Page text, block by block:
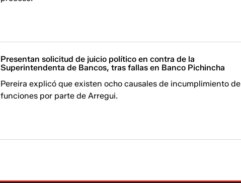
Presentan solicitud de juicio político en contra de la
Superintendenta de Bancos, tras fallas en Banco Pichincha
Pereira explicó que existen ocho causales de incumplimiento de
funciones por parte de Arregui.